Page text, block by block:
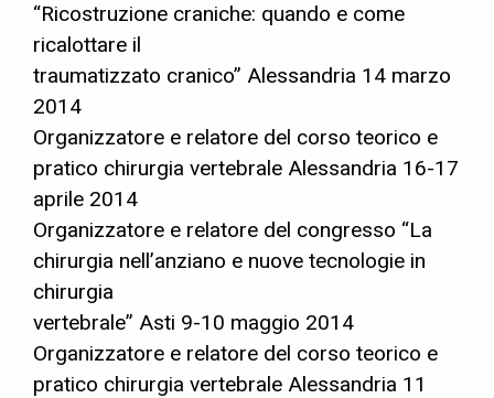
“Ricostruzione craniche: quando e come
ricalottare il
traumatizzato cranico” Alessandria 14 marzo
2014
Organizzatore e relatore del corso teorico e
pratico chirurgia vertebrale Alessandria 16-17
aprile 2014
Organizzatore e relatore del congresso “La
chirurgia nell’anziano e nuove tecnologie in
chirurgia
vertebrale” Asti 9-10 maggio 2014
Organizzatore e relatore del corso teorico e
pratico chirurgia vertebrale Alessandria 11